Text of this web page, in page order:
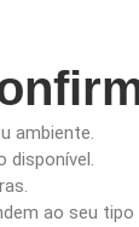
ambiente.
disponível.
ao seu tipo